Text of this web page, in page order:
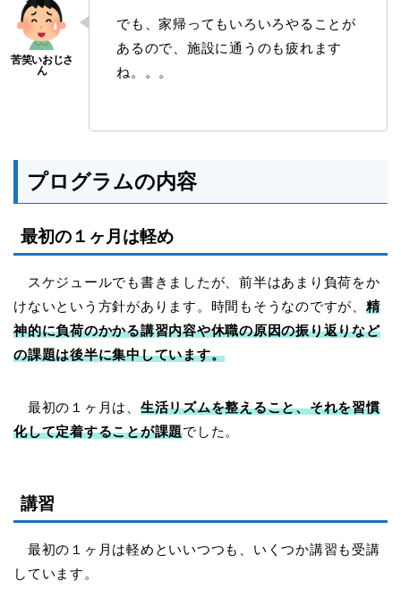
でも、家帰ってもいろいろやることが
あるので、施設に通うのも疲れます
ね。。。
プログラムの内容
最初の１ヶ月は軽め
スケジュールでも書きましたが、前半はあまり負荷をか
けないという方針があります。時間もそうなのですが、 精
神的に負荷のかかる講習内容や休職の原因の振り返りなど
の課題は後半に集中しています。
最初の１ヶ月は、 生活リズムを整えること、それを習慣
化して定着することが課題でした。
講習
最初の１ヶ月は軽めといいつつも、いくつか講習も受講
しています。